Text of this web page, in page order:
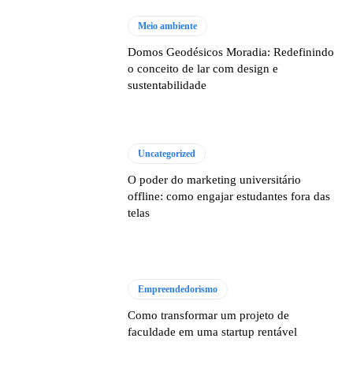
Meio ambiente
Domos Geodésicos Moradia: Redefinindo
o conceito de lar com design e
sustentabilidade
Uncategorized
O poder do marketing universitário
offline: como engajar estudantes fora das
telas
Empreendedorismo
Como transformar um projeto de
faculdade em uma startup rentável